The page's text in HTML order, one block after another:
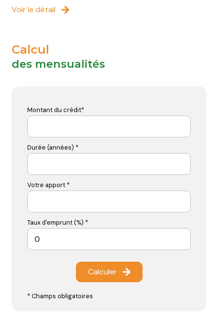
Voir le détail
Calcul
des mensualités
Montant du crédit*
Durée (années) *
Votre apport *
Taux d'emprunt (%) *
Calculer
* Champs obligatoires